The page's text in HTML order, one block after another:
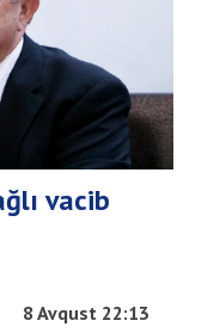
vacib
8 Avqust 22:13